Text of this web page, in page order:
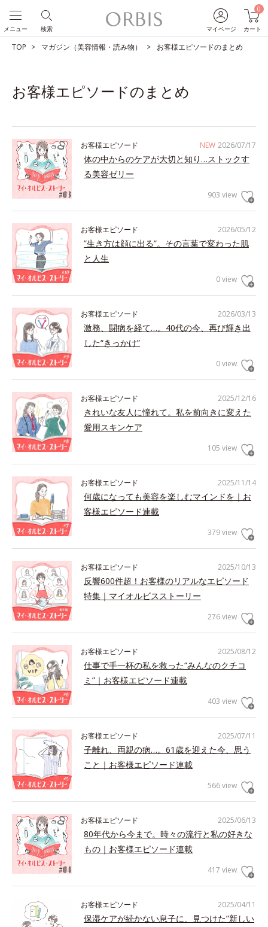
マイページ
0
カート
検索
メニュー
TOP マガジン（美容情報・読み物） お客様エピソードのまとめ
お客様エピソードのまとめ
NEW 2026/07/17
お客様エピソード
体の中からのケアが大切と知り…ストックす
る美容ゼリー
903 view
2026/05/12
お客様エピソード
”生き方は顔に出る”。その言葉で変わった肌
と人生
0 view
2026/03/13
お客様エピソード
激務、闘病を経て…。40代の今、再び輝き出
した“きっかけ”
0 view
2025/12/16
お客様エピソード
きれいな友人に憧れて。私を前向きに変えた
愛用スキンケア
105 view
2025/11/14
お客様エピソード
何歳になっても美容を楽しむマインドを｜お
客様エピソード連載
379 view
2025/10/13
お客様エピソード
反響600件超！お客様のリアルなエピソード
特集｜マイオルビスストーリー
276 view
2025/08/12
お客様エピソード
仕事で手一杯の私を救った“みんなのクチコ
ミ”｜お客様エピソード連載
403 view
2025/07/11
お客様エピソード
子離れ、両親の病…。61歳を迎えた今、思う
こと｜お客様エピソード連載
566 view
2025/06/13
お客様エピソード
80年代から今まで。時々の流行と私の好きな
もの｜お客様エピソード連載
417 view
2025/04/11
お客様エピソード
保湿ケアが続かない息子に、見つけた”新しい